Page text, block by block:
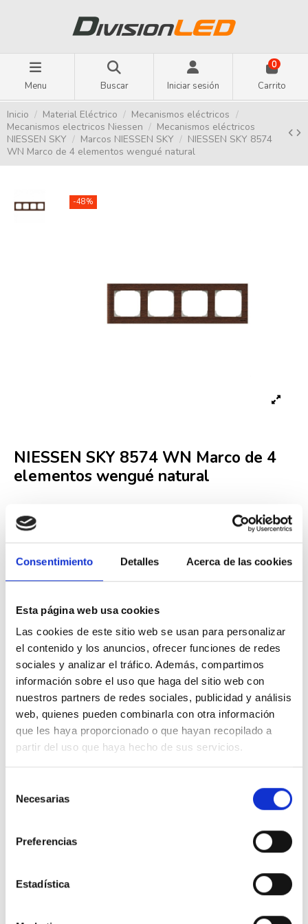
Consentimiento Detalles Acerca de las cookies
Esta página web usa cookies
Las cookies de este sitio web se usan para personalizar
el contenido y los anuncios, ofrecer funciones de redes
sociales y analizar el tráfico. Además, compartimos
información sobre el uso que haga del sitio web con
nuestros partners de redes sociales, publicidad y análisis
web, quienes pueden combinarla con otra información
que les haya proporcionado o que hayan recopilado a
partir del uso que haya hecho de sus servicios.
Necesarias
Preferencias
Estadística
Menu Buscar Iniciar sesión
0
Carrito
Inicio Material Eléctrico
Mecanismos eléctricos
Mecanismos electricos Niessen
Mecanismos eléctricos
NIESSEN SKY
Marcos NIESSEN SKY
NIESSEN SKY 8574
WN Marco de 4 elementos wengué natural
-48%
NIESSEN SKY 8574 WN Marco de 4
elementos wengué natural
ReferenciaNIE000002407
Fuera de stock
44,25 €85,10 € -48%
Descripción
NIESSEN SKY 8574 WN Marco de 4 elementos wengué natural
16 productos en la misma categoría: